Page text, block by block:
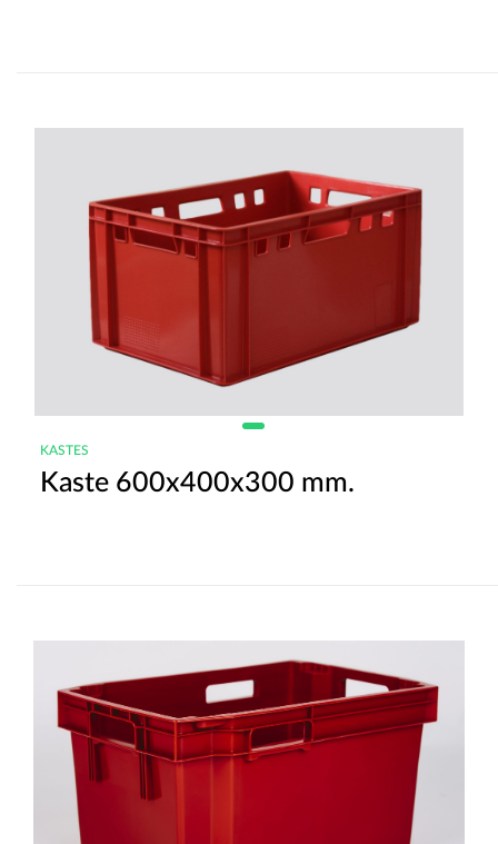
KASTES
Kaste 600x400x300 mm.